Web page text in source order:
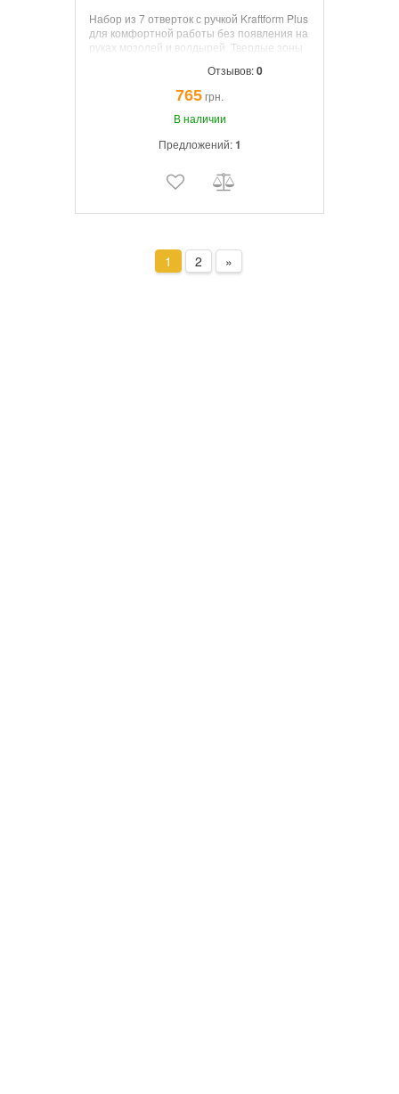
Набор из 7 отверток с ручкой Kraftform Plus
для комфортной работы без появления на
руках мозолей и волдырей. Твердые зоны
время как мягкие зоны ручки обеспечивают
передачу больших моментов силы.
Отзывов:0
765грн.
В наличии
Предложений:1
1 2 »